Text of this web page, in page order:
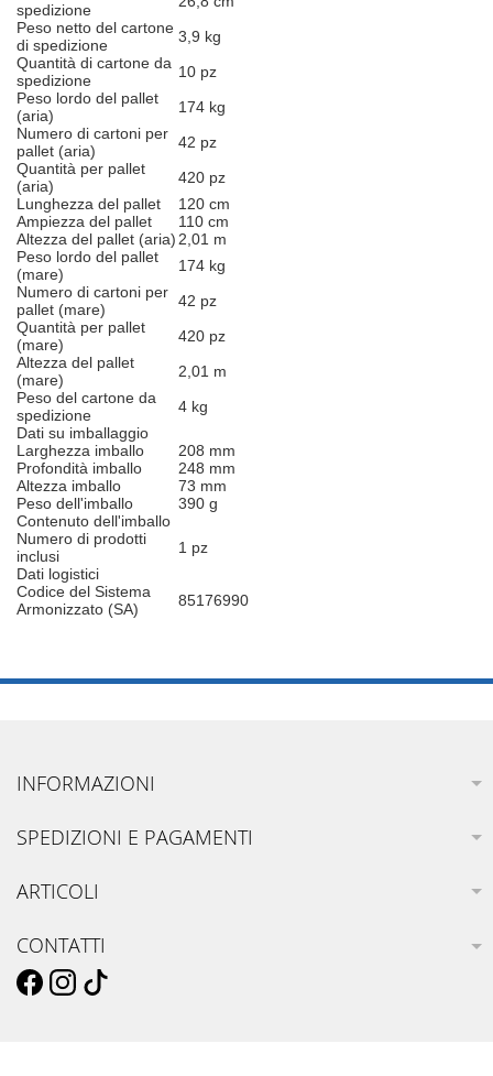
spedizione
Peso netto del cartone
di spedizione
3,9 kg
Quantità di cartone da
spedizione
10 pz
Peso lordo del pallet
(aria)
174 kg
Numero di cartoni per
pallet (aria)
42 pz
Quantità per pallet
(aria)
420 pz
Lunghezza del pallet
120 cm
Ampiezza del pallet
110 cm
Altezza del pallet (aria) 2,01 m
Peso lordo del pallet
(mare)
174 kg
Numero di cartoni per
pallet (mare)
42 pz
Quantità per pallet
(mare)
420 pz
Altezza del pallet
(mare)
2,01 m
Peso del cartone da
spedizione
4 kg
Dati su imballaggio
Larghezza imballo
208 mm
Profondità imballo
248 mm
Altezza imballo
73 mm
Peso dell'imballo
390 g
Contenuto dell'imballo
Numero di prodotti
inclusi
1 pz
Dati logistici
Codice del Sistema
Armonizzato (SA)
85176990
INFORMAZIONI
SPEDIZIONI E PAGAMENTI
ARTICOLI
CONTATTI